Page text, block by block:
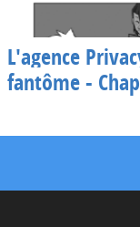
L'agence
fantôme -